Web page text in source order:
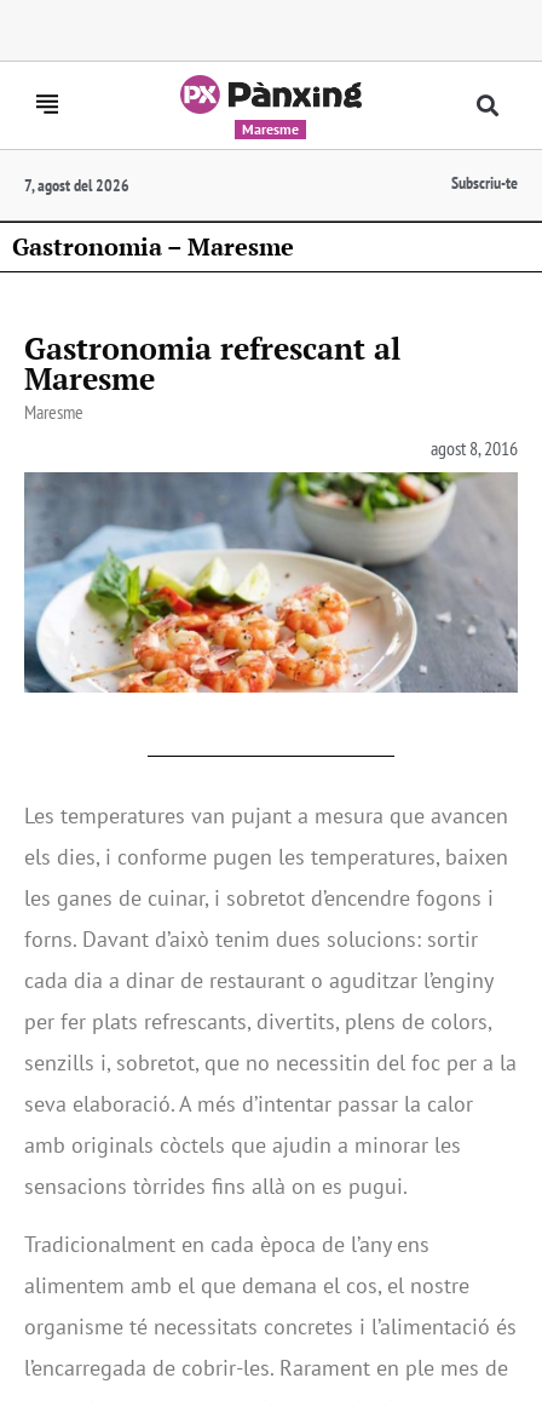
Maresme
7, agost del 2026 Subscriu-te
Gastronomia – Maresme
Gastronomia refrescant al
Maresme
Maresme
agost 8, 2016
Les temperatures van pujant a mesura que avancen
els dies, i conforme pugen les temperatures, baixen
les ganes de cuinar, i sobretot d’encendre fogons i
forns. Davant d’això tenim dues solucions: sortir
cada dia a dinar de restaurant o aguditzar l’enginy
per fer plats refrescants, divertits, plens de colors,
senzills i, sobretot, que no necessitin del foc per a la
seva elaboració. A més d’intentar passar la calor
amb originals còctels que ajudin a minorar les
sensacions tòrrides fins allà on es pugui.
Tradicionalment en cada època de l’any ens
alimentem amb el que demana el cos, el nostre
organisme té necessitats concretes i l’alimentació és
l’encarregada de cobrir-les. Rarament en ple mes de